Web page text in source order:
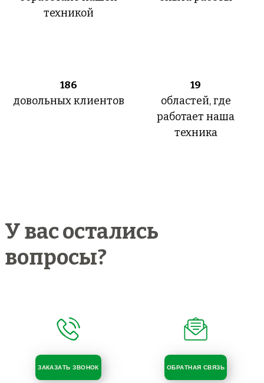
техникой
186
довольных клиентов
19
областей, где
работает наша
техника
У вас остались
вопросы?
ЗАКАЗАТЬ ЗВОНОК ОБРАТНАЯ СВЯЗЬ